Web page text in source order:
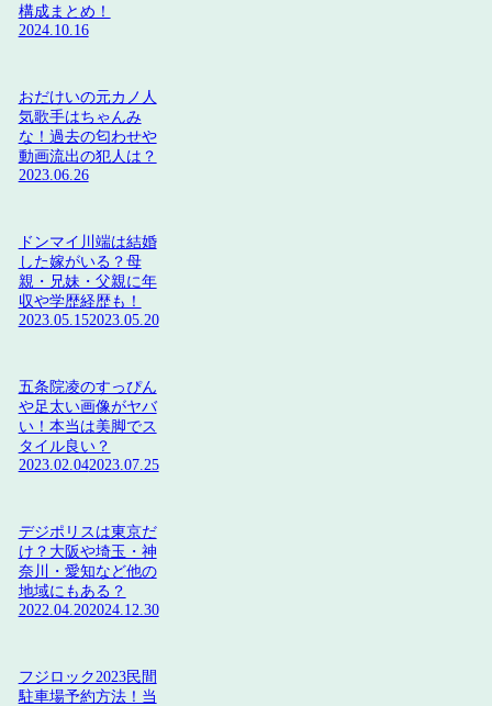
構成まとめ！
2024.10.16
おだけいの元カノ人
気歌手はちゃんみ
な！過去の匂わせや
動画流出の犯人は？
2023.06.26
ドンマイ川端は結婚
した嫁がいる？母
親・兄妹・父親に年
収や学歴経歴も！
2023.05.152023.05.20
五条院凌のすっぴん
や足太い画像がヤバ
い！本当は美脚でス
タイル良い？
2023.02.042023.07.25
デジポリスは東京だ
け？大阪や埼玉・神
奈川・愛知など他の
地域にもある？
2022.04.202024.12.30
フジロック2023民間
駐車場予約方法！当